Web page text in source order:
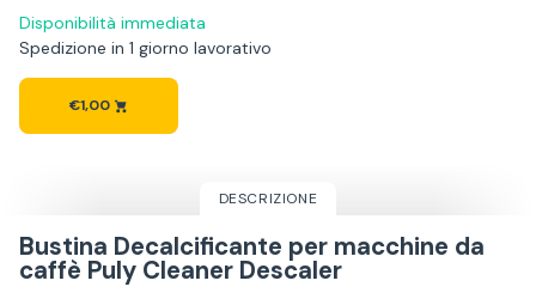
Disponibilità immediata
Spedizione in 1 giorno lavorativo
€1,00
DESCRIZIONE
Bustina Decalcificante per macchine da
caffè Puly Cleaner Descaler